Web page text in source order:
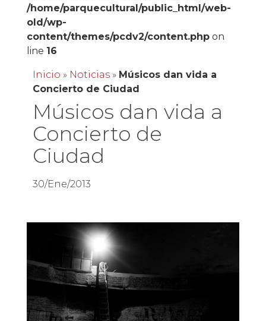
/home/parquecultural/public_html/web-
old/wp-
content/themes/pcdv2/content.phpon
line 16
Inicio » Noticias» Músicos dan vida a
Concierto de Ciudad
Músicos dan vida a
Concierto de
Ciudad
30/Ene/2013